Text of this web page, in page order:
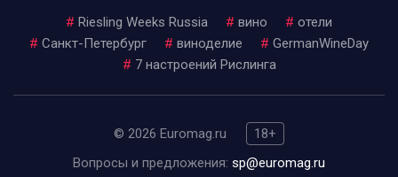
# Riesling Weeks Russia # вино # отели
# Санкт-Петербург # виноделие # GermanWineDay
# 7 настроений Рислинга
© 2026 Euromag.ru
18+
Вопросы и предложения: sp@euromag.ru